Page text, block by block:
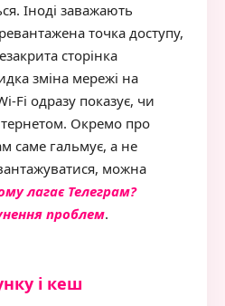
Іноді заважають
точка доступу,
сторінка
зміна мережі на
Fi одразу показує, чи
Окремо про
саме гальмує, а не
можна
лагає Телеграм?
проблем.
і кеш